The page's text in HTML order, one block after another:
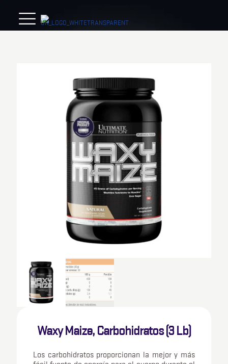
Waxy Maize, Carbohidratos (3 Lb)
Los carbohidratos proporcionan la mejor y más